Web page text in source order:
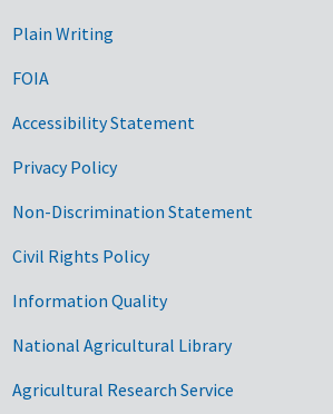
Plain Writing
FOIA
Accessibility Statement
Privacy Policy
Non-Discrimination Statement
Civil Rights Policy
Information Quality
National Agricultural Library
Agricultural Research Service